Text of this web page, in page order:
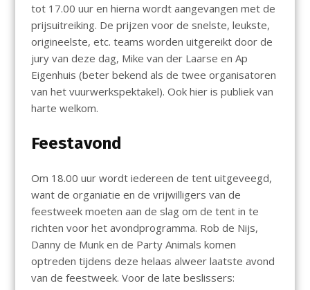
tot 17.00 uur en hierna wordt aangevangen met de
prijsuitreiking. De prijzen voor de snelste, leukste,
origineelste, etc. teams worden uitgereikt door de
jury van deze dag, Mike van der Laarse en Ap
Eigenhuis (beter bekend als de twee organisatoren
van het vuurwerkspektakel). Ook hier is publiek van
harte welkom.
Feestavond
Om 18.00 uur wordt iedereen de tent uitgeveegd,
want de organiatie en de vrijwilligers van de
feestweek moeten aan de slag om de tent in te
richten voor het avondprogramma. Rob de Nijs,
Danny de Munk en de Party Animals komen
optreden tijdens deze helaas alweer laatste avond
van de feestweek. Voor de late beslissers: